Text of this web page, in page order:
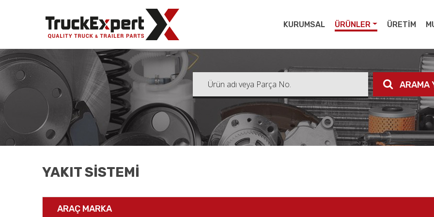
KURUMSAL ÜRÜNLER ÜRETİM
ARAMA
YAKIT SISTEMI
ARAÇ MARKA